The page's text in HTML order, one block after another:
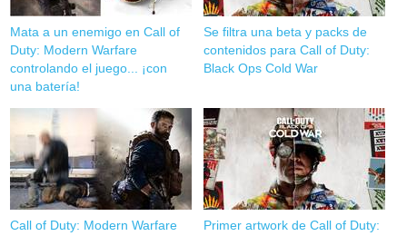
Mata a un enemigo en Call of
Duty: Modern Warfare
controlando el juego... ¡con
una batería!
Se filtra una beta y packs de
contenidos para Call of Duty:
Black Ops Cold War
Call of Duty: Modern Warfare
Primer artwork de Call of Duty: